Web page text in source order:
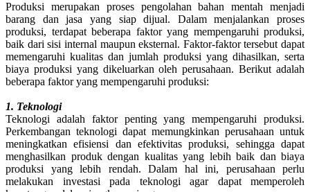
Produksi merupakan proses pengolahan bahan mentah menjadi
barang dan jasa yang siap dijual. Dalam menjalankan proses
produksi, terdapat beberapa faktor yang mempengaruhi produksi,
baik dari sisi internal maupun eksternal. Faktor-faktor tersebut dapat
memengaruhi kualitas dan jumlah produksi yang dihasilkan, serta
biaya produksi yang dikeluarkan oleh perusahaan. Berikut adalah
beberapa faktor yang mempengaruhi produksi:
1. Teknologi
Teknologi adalah faktor penting yang mempengaruhi produksi.
Perkembangan teknologi dapat memungkinkan perusahaan untuk
meningkatkan efisiensi dan efektivitas produksi, sehingga dapat
menghasilkan produk dengan kualitas yang lebih baik dan biaya
produksi yang lebih rendah. Dalam hal ini, perusahaan perlu
melakukan investasi pada teknologi agar dapat memperoleh